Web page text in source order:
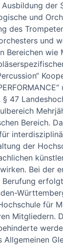
der
und
des
und
Bereichen wie
47
Bereich.
der
Bei der
für
Mitgliedern.